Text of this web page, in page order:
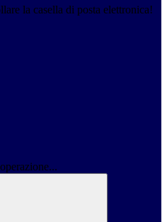
la casella di posta elettronica!